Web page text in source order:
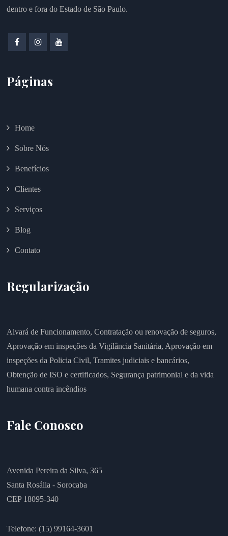
dentro e fora do Estado de São Paulo.
Páginas
Home
Sobre Nós
Benefícios
Clientes
Serviços
Blog
Contato
Regularização
Alvará de Funcionamento,Contratação ou renovação de seguros,
Aprovação em inspeções da Vigilância Sanitária, Aprovação em
inspeções da Policia Civil,Tramites judiciais e bancários,
Obtenção de ISO e certificados, Segurança patrimonial e da vida
humana contra incêndios
Fale Conosco
Avenida Pereira da Silva, 365
Santa Rosália - Sorocaba
CEP 18095-340
Telefone: (15) 99164-3601